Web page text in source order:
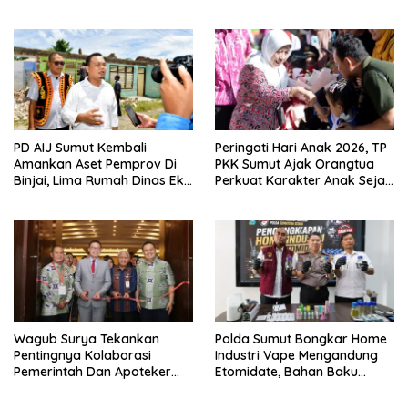
PD AIJ Sumut Kembali
Amankan Aset Pemprov Di
Binjai, Lima Rumah Dinas Eks
Peringati Hari Anak 2026, TP
PKK Sumut Ajak Orangtua
Perkuat Karakter Anak Sejak
Wagub Surya Tekankan
Pentingnya Kolaborasi
Pemerintah Dan Apoteker
Polda Sumut Bongkar Home
Industri Vape Mengandung
Etomidate, Bahan Baku